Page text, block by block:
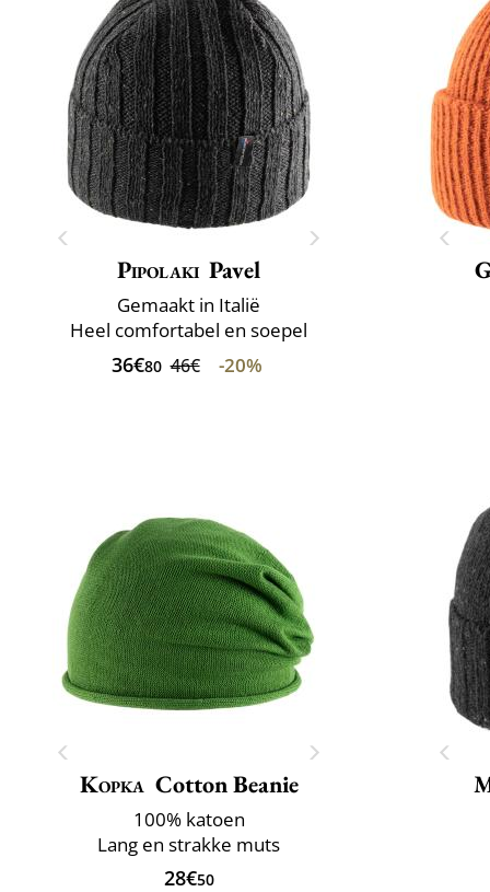
Pipolaki Pavel
Gemaakt in Italië
Heel comfortabel en soepel
36€80 46€ -20%
Kopka Cotton Beanie
100% katoen
Lang en strakke muts
28€50